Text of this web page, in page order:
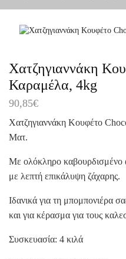
Χατζηγιαννάκη
Καραμέλα, 4kg
90,85€
Χατζηγιαννάκη Κουφέτο
Ματ.
Με ολόκληρο καβουρδισμένο
με λεπτή επικάλυψη ζάχαρης.
Ιδανικά για τη μπομπονιέρα
και για κέρασμα για τους
Συσκευασία: 4 κιλά